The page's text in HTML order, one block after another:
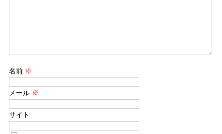
名前 ※
メール ※
サイト